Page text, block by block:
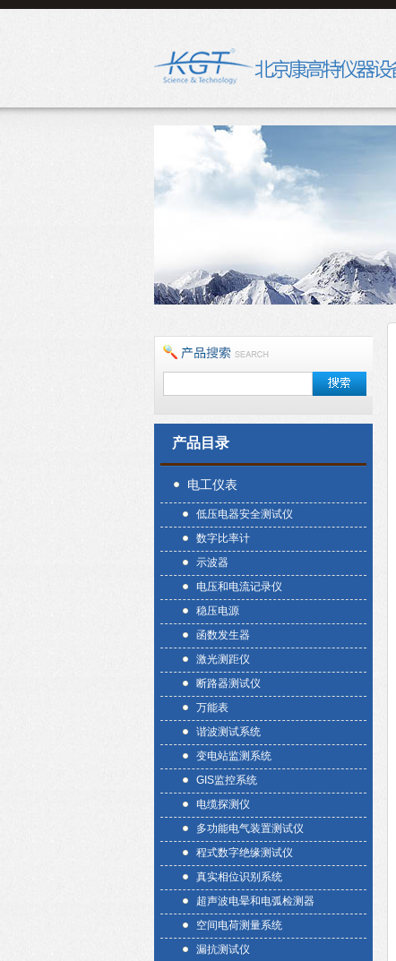
产品目录
电工仪表
低压电器安全测试仪
数字比率计
示波器
电压和电流记录仪
稳压电源
函数发生器
激光测距仪
断路器测试仪
万能表
谐波测试系统
变电站监测系统
GIS监控系统
电缆探测仪
多功能电气装置测试仪
程式数字绝缘测试仪
真实相位识别系统
超声波电晕和电弧检测器
空间电荷测量系统
漏抗测试仪